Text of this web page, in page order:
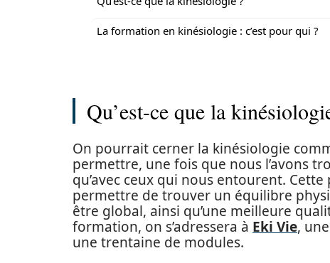
La formation en kinésiologie : c’est pour qui ?
Qu’est-ce que la
On pourrait cerner la kinésiologie
permettre, une fois que nous l’avons
qu’avec ceux qui nous entourent.
permettre de trouver un équilibre
être global, ainsi qu’une meilleure
formation, on s’adressera à Eki Vie,
une trentaine de modules.